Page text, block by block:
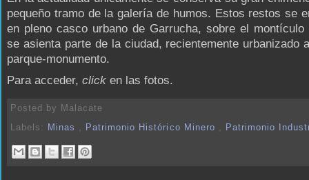
pequeño tramo de la galería de humos. Estos restos se
en pleno casco urbano de Garrucha, sobre el montículo
se asienta parte de la ciudad, recientemente urbanizado
parque-monumento.
Para acceder, click en las fotos.
Posted by Malacate
Labels:
Minas Patrimonio Histórico Minero Patrimonio